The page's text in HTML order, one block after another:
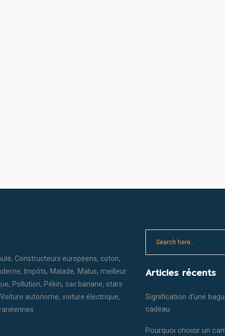
Constructeurs européens coton
Impôts Malade Malus meilleur
Pollution Pékin sac banane stars
Voiture autonome voiture électrique
Articles récents
Signification d’une
cadeau
Pourquoi choisir un